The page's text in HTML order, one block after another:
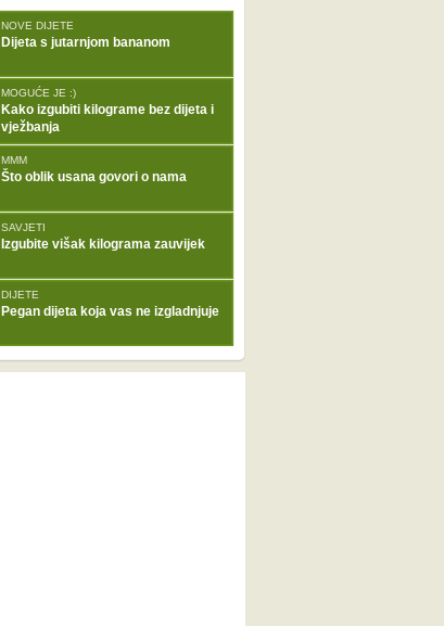
NOVE DIJETE
Dijeta s jutarnjom bananom
MOGUĆE JE :)
Kako izgubiti kilograme bez dijeta i
vježbanja
MMM
Što oblik usana govori o nama
SAVJETI
Izgubite višak kilograma zauvijek
DIJETE
Pegan dijeta koja vas ne izgladnjuje